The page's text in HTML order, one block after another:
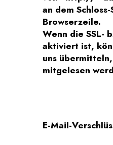
an dem
Browserzeile.
Wenn die SSL-
aktiviert ist,
uns
mitgelesen
E-Mail-